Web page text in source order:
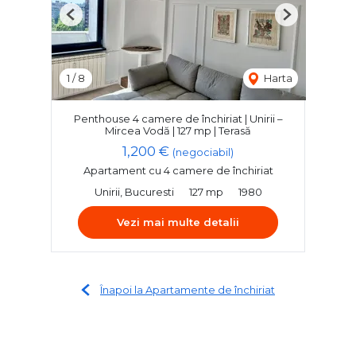
1 /8 Harta
Previous Next
Penthouse 4 camere de închiriat | Unirii –
Mircea Vodă | 127 mp | Terasă
1,200 € (negociabil)
Apartament cu 4 camere de închiriat
Unirii, Bucuresti
127 mp 1980
Vezi mai multe detalii
Înapoi la Apartamente de închiriat